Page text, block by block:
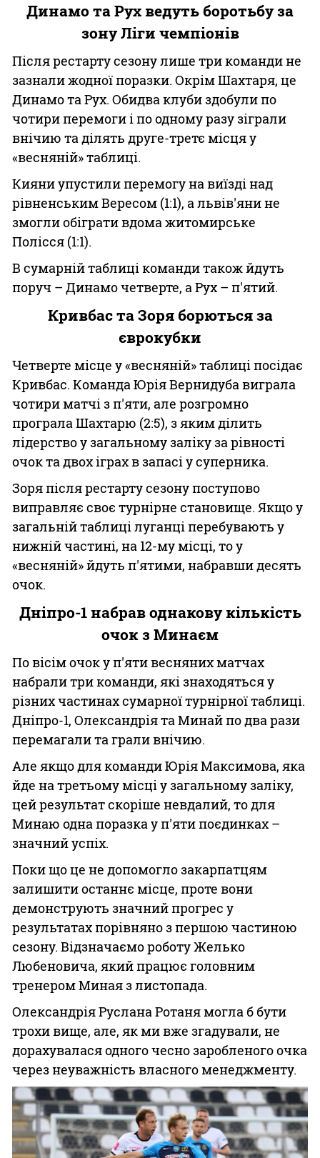
Динамо та Рух ведуть боротьбу за
зону Ліги чемпіонів
Після рестарту сезону лише три команди не
зазнали жодної поразки. Окрім Шахтаря, це
Динамо та Рух. Обидва клуби здобули по
чотири перемоги і по одному разу зіграли
внічию та ділять друге-третє місця у
«весняній» таблиці.
Кияни упустили перемогу на виїзді над
рівненським Вересом (1:1), а львів'яни не
змогли обіграти вдома житомирське
Полісся (1:1).
В сумарній таблиці команди також йдуть
поруч – Динамо четверте, а Рух – п'ятий.
Кривбас та Зоря борються за
єврокубки
Четверте місце у «весняній» таблиці посідає
Кривбас. Команда Юрія Вернидуба виграла
чотири матчі з п'яти, але розгромно
програла Шахтарю (2:5), з яким ділить
лідерство у загальному заліку за рівності
очок та двох іграх в запасі у суперника.
Зоря після рестарту сезону поступово
виправляє своє турнірне становище. Якщо у
загальній таблиці луганці перебувають у
нижній частині, на 12-му місці, то у
«весняній» йдуть п'ятими, набравши десять
очок.
Дніпро-1 набрав однакову кількість
очок з Минаєм
По вісім очок у п'яти весняних матчах
набрали три команди, які знаходяться у
різних частинах сумарної турнірної таблиці.
Дніпро-1, Олександрія та Минай по два рази
перемагали та грали внічию.
Але якщо для команди Юрія Максимова, яка
йде на третьому місці у загальному заліку,
цей результат скоріше невдалий, то для
Минаю одна поразка у п'яти поєдинках –
значний успіх.
Поки що це не допомогло закарпатцям
залишити останнє місце, проте вони
демонструють значний прогрес у
результатах порівняно з першою частиною
сезону. Відзначаємо роботу Желько
Любеновича, який працює головним
тренером Миная з листопада.
Олександрія Руслана Ротаня могла б бути
трохи вище, але, як ми вже згадували, не
дорахувалася одного чесно заробленого очка
через неуважність власного менеджменту.